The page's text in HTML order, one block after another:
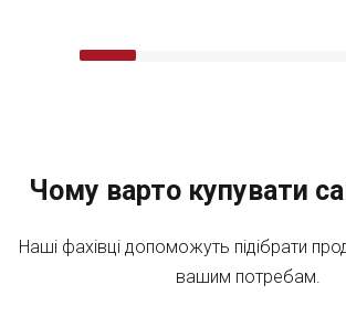
Чому варто купувати
Наші фахівці допоможуть підібрати
вашим потребам.